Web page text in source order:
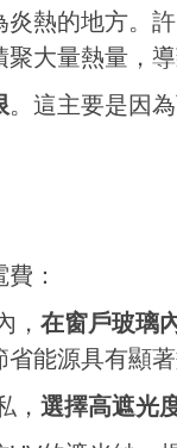
熱的地方。
大量熱量，
。這主要是因
：
， 在窗戶玻璃
能源具有顯著
， 選擇高遮光